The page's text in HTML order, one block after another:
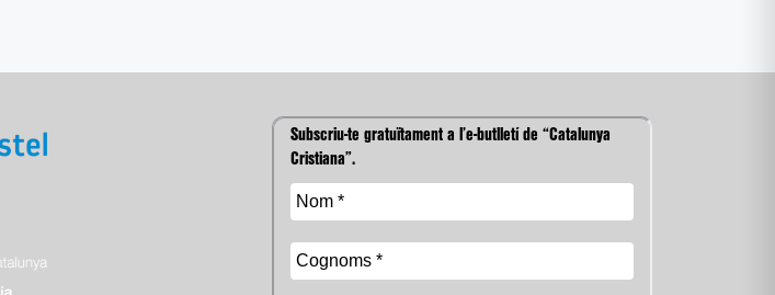
Subscriu-te gratuïtament a l’e-butlletí de “Catalunya
Cristiana”.